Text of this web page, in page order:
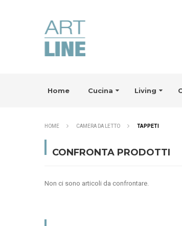
Home Cucina Living
HOME CAMERA DA LETTO TAPPETI
CONFRONTA PRODOTTI
Non ci sono articoli da confrontare.